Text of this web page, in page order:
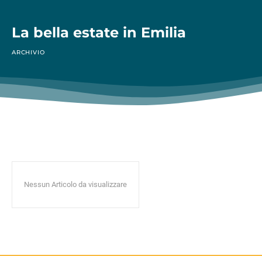
La bella estate in Emilia
ARCHIVIO
Nessun Articolo da visualizzare